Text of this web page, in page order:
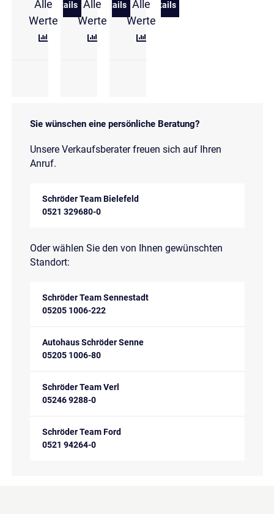
Alle
Werte
Details
zu Hyundai i30 1.5 T-GDI DCT Advantage
Alle
Werte
Details
zu Hyundai i30 Kombi 1.5 T-GDI 48V
Alle
Werte
Details
zu Hyundai i30 Kombi 1.5
Sie wünschen eine persönliche Beratung?
Unsere Verkaufsberater freuen sich auf Ihren
Anruf.
Schröder Team Bielefeld
0521 329680-0
Oder wählen Sie den von Ihnen gewünschten
Standort:
Schröder Team Sennestadt
05205 1006-222
Autohaus Schröder Senne
05205 1006-80
Schröder Team Verl
05246 9288-0
Schröder Team Ford
0521 94264-0